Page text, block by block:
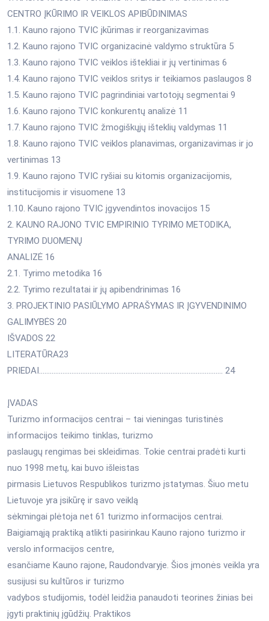
CENTRO ĮKŪRIMO IR VEIKLOS APIBŪDINIMAS
1.1. Kauno rajono TVIC įkūrimas ir reorganizavimas
1.2. Kauno rajono TVIC organizacinė valdymo struktūra 5
1.3. Kauno rajono TVIC veiklos ištekliai ir jų vertinimas 6
1.4. Kauno rajono TVIC veiklos sritys ir teikiamos paslaugos 8
1.5. Kauno rajono TVIC pagrindiniai vartotojų segmentai 9
1.6. Kauno rajono TVIC konkurentų analizė 11
1.7. Kauno rajono TVIC žmogiškųjų išteklių valdymas 11
1.8. Kauno rajono TVIC veiklos planavimas, organizavimas ir jo
vertinimas 13
1.9. Kauno rajono TVIC ryšiai su kitomis organizacijomis,
institucijomis ir visuomene 13
1.10. Kauno rajono TVIC įgyvendintos inovacijos 15
2. KAUNO RAJONO TVIC EMPIRINIO TYRIMO METODIKA,
TYRIMO DUOMENŲ
ANALIZĖ 16
2.1. Tyrimo metodika 16
2.2. Tyrimo rezultatai ir jų apibendrinimas 16
3. PROJEKTINIO PASIŪLYMO APRAŠYMAS IR ĮGYVENDINIMO
GALIMYBĖS 20
IŠVADOS 22
LITERATŪRA23
PRIEDAI…………………….………………………………………………………………….. 24
ĮVADAS
Turizmo informacijos centrai – tai vieningas turistinės
informacijos teikimo tinklas, turizmo
paslaugų rengimas bei skleidimas. Tokie centrai pradėti kurti
nuo 1998 metų, kai buvo išleistas
pirmasis Lietuvos Respublikos turizmo įstatymas. Šiuo metu
Lietuvoje yra įsikūrę ir savo veiklą
sėkmingai plėtoja net 61 turizmo informacijos centrai.
Baigiamąją praktiką atlikti pasirinkau Kauno rajono turizmo ir
verslo informacijos centre,
esančiame Kauno rajone, Raudondvaryje. Šios įmonės veikla yra
susijusi su kultūros ir turizmo
vadybos studijomis, todėl leidžia panaudoti teorines žinias bei
įgyti praktinių įgūdžių. Praktikos